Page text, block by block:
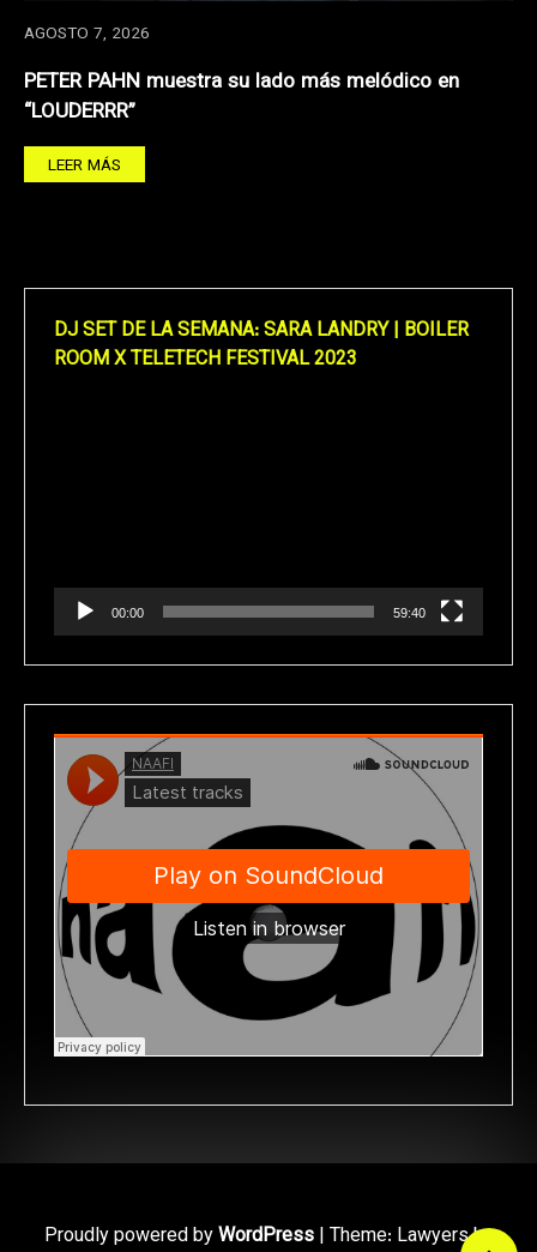
AGOSTO 7, 2026
PETER PAHN muestra su lado más melódico en
“LOUDERRR”
LEER MÁS
DJ SET DE LA SEMANA: SARA LANDRY | BOILER
ROOM X TELETECH FESTIVAL 2023
00:00 59:40
Proudly powered byWordPress | Theme: Lawyers by